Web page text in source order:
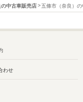
の中古車販売店 五條市（奈良）
わせ